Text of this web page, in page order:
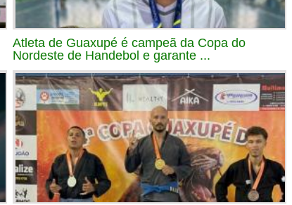
Atleta de Guaxupé é campeã da Copa do
Nordeste de Handebol e garante ...